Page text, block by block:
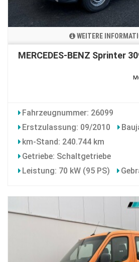
WEITERE
MERCEDES-BENZ Sprinter
Fahrzeugnummer: 26099
Erstzulassung: 09/2010
km-Stand: 240.744 km
Getriebe: Schaltgetriebe
Leistung: 70 kW (95 PS)